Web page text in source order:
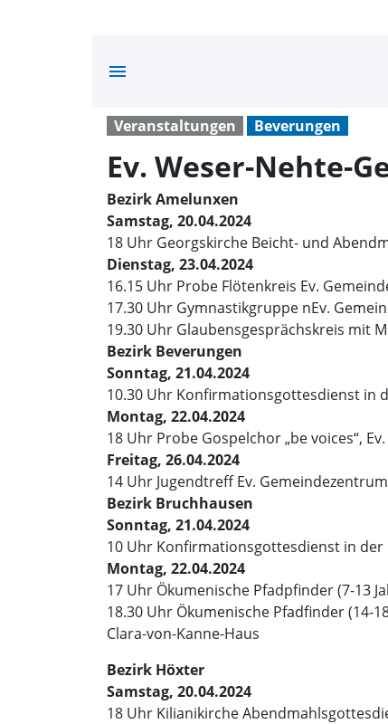
menu
Veranstaltungen Beverungen
Ev. Weser-Nehte-
Bezirk Amelunxen
Samstag, 20.04.2024
18 Uhr Georgskirche Beicht- und
Dienstag, 23.04.2024
16.15 Uhr Probe Flötenkreis Ev.
17.30 Uhr Gymnastikgruppe nEv.
19.30 Uhr Glaubensgesprächskreis mit
Bezirk Beverungen
Sonntag, 21.04.2024
10.30 Uhr Konfirmationsgottesdienst in
Montag, 22.04.2024
18 Uhr Probe Gospelchor „be voices“,
Freitag, 26.04.2024
14 Uhr Jugendtreff Ev.
Bezirk Bruchhausen
Sonntag, 21.04.2024
10 Uhr Konfirmationsgottesdienst in der
Montag, 22.04.2024
17 Uhr Ökumenische Pfadpfinder (7-13
18.30 Uhr Ökumenische Pfadfinder (14-
Clara-von-Kanne-Haus
Bezirk Höxter
Samstag, 20.04.2024
18 Uhr Kilianikirche